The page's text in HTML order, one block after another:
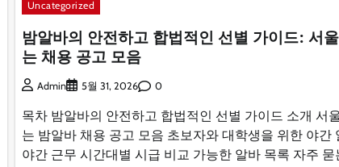
Uncategorized
밤알바의 안전하고 합법적인 선별 가이드: 서
는 채용 공고 모음
Admin 5월 31, 2026 0
목차 밤알바의 안전하고 합법적인 선별 가이드 소개 서
는 밤알바 채용 공고 모음 초보자와 대학생을 위한 야간
야간 근무 시간대별 시급 비교 가능한 알바 목록 자주 묻